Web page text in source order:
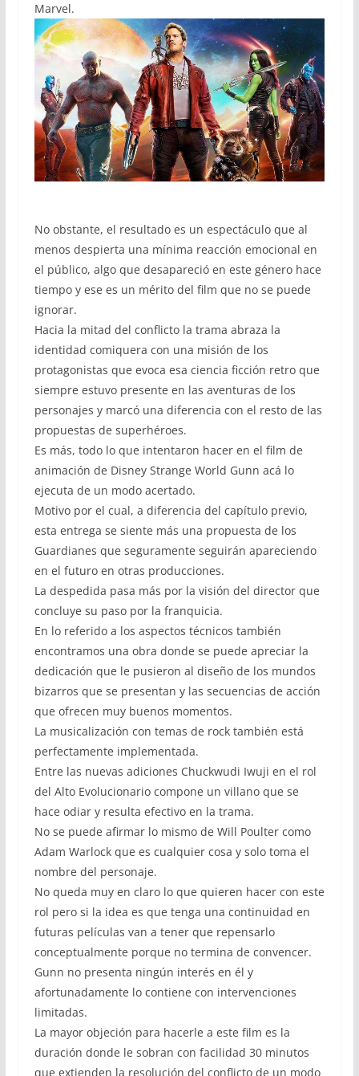
Marvel.
No obstante, el resultado es un espectáculo que al
menos despierta una mínima reacción emocional en
el público, algo que desapareció en este género hace
tiempo y ese es un mérito del film que no se puede
ignorar.
Hacia la mitad del conflicto la trama abraza la
identidad comiquera con una misión de los
protagonistas que evoca esa ciencia ficción retro que
siempre estuvo presente en las aventuras de los
personajes y marcó una diferencia con el resto de las
propuestas de superhéroes.
Es más, todo lo que intentaron hacer en el film de
animación de Disney Strange World Gunn acá lo
ejecuta de un modo acertado.
Motivo por el cual, a diferencia del capítulo previo,
esta entrega se siente más una propuesta de los
Guardianes que seguramente seguirán apareciendo
en el futuro en otras producciones.
La despedida pasa más por la visión del director que
concluye su paso por la franquicia.
En lo referido a los aspectos técnicos también
encontramos una obra donde se puede apreciar la
dedicación que le pusieron al diseño de los mundos
bizarros que se presentan y las secuencias de acción
que ofrecen muy buenos momentos.
La musicalización con temas de rock también está
perfectamente implementada.
Entre las nuevas adiciones Chuckwudi Iwuji en el rol
del Alto Evolucionario compone un villano que se
hace odiar y resulta efectivo en la trama.
No se puede afirmar lo mismo de Will Poulter como
Adam Warlock que es cualquier cosa y solo toma el
nombre del personaje.
No queda muy en claro lo que quieren hacer con este
rol pero si la idea es que tenga una continuidad en
futuras películas van a tener que repensarlo
conceptualmente porque no termina de convencer.
Gunn no presenta ningún interés en él y
afortunadamente lo contiene con intervenciones
limitadas.
La mayor objeción para hacerle a este film es la
duración donde le sobran con facilidad 30 minutos
que extienden la resolución del conflicto de un modo